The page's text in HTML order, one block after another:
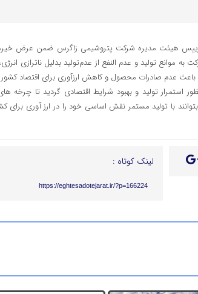
رییس هیئت مدیره شرکت پتروشیمی زاگرس ضمن عرض
موانع تولید و عدم النفع از عدم‌تولید بدلیل ناترازی
باعث عدم صادرات محصول و کاهش ارزآوری برای اقتصاد
تولید و بهبود شرایط اقتصادی گردید تا چرخه
با تولید مستمر نقش اساسی خود را در ارز آوری برای
لینک کوتاه :
https://eghtesadotejarat.ir/?p=166224